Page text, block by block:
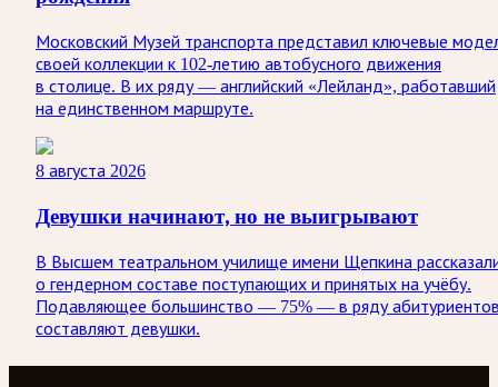
Московский Музей транспорта представил ключевые
своей коллекции к 102-летию автобусного движения
в столице. В их ряду — английский «Лейланд», работавший
на единственном маршруте.
8 августа 2026
Девушки начинают, но не выигрывают
В Высшем театральном училище имени Щепкина
о гендерном составе поступающих и принятых на учёбу.
Подавляющее большинство — 75% — в ряду
составляют девушки.